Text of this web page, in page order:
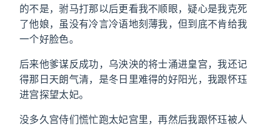
的不是，驸马打那以后更看我不顺眼，疑心是我克死
了他娘，虽没有冷言冷语地刻薄我，但到底不肯给我
一个好脸色。
后来他爹谋反成功，乌泱泱的将士涌进皇宫，我还记
得那日天朗气清，是冬日里难得的好阳光，我跟怀珏
进宫探望太妃。
没多久宫侍们慌忙跑太妃宫里，再然后我跟怀珏被人